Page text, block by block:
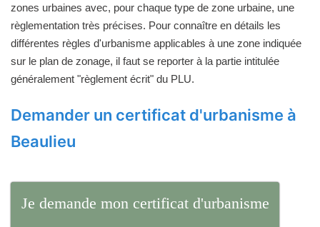
zones urbaines avec, pour chaque type de zone urbaine, une
règlementation très précises. Pour connaître en détails les
différentes règles d'urbanisme applicables à une zone indiquée
sur le plan de zonage, il faut se reporter à la partie intitulée
généralement "règlement écrit" du PLU.
Demander un certificat d'urbanisme à
Beaulieu
Je demande mon certificat d'urbanisme